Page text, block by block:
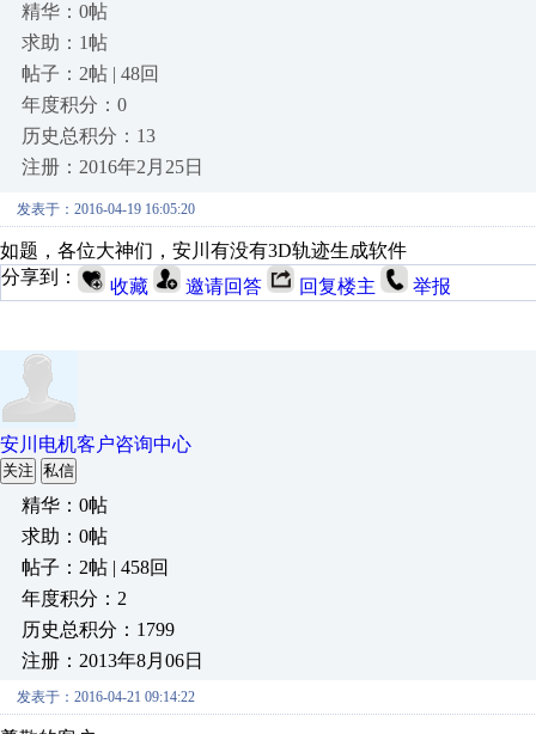
精华：0帖
求助：1帖
帖子：2帖 | 48回
年度积分：0
历史总积分：13
注册：2016年2月25日
发表于：2016-04-19 16:05:20
如题，各位大神们，安川有没有3D轨迹生成软件
分享到：
收藏 邀请回答 回复楼主 举报
安川电机客户咨询中心
关注 私信
精华：0帖
求助：0帖
帖子：2帖 | 458回
年度积分：2
历史总积分：1799
注册：2013年8月06日
发表于：2016-04-21 09:14:22